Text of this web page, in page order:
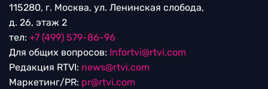
115280, г. Москва, ул. Ленинская слобода,
д. 26, этаж 2
тел: +7 (499) 579-86-96
Для общих вопросов: Infortvi@rtvi.com
Редакция RTVI: news@rtvi.com
Маркетинг/PR: pr@rtvi.com